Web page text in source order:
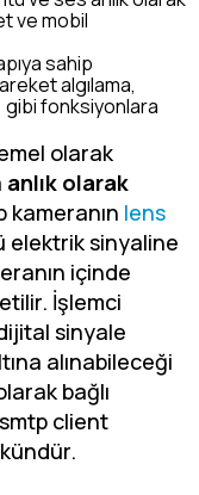
ve mobil
sahip
algılama,
gibi fonksiyonlara
olarak
anlık olarak
kameranın lens
elektrik sinyaline
içinde
İşlemci
sinyale
alınabileceği
bağlı
client